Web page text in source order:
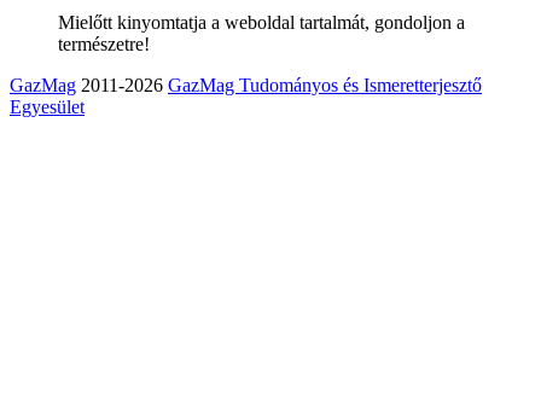
Mielőtt kinyomtatja a weboldal tartalmát, gondoljon a
természetre!
GazMag 2011-2026 GazMag Tudományos és Ismeretterjesztő
Egyesület